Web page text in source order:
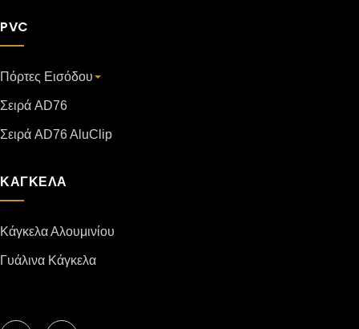
PVC
Πόρτες Εισόδου
Σειρά AD76
Σειρά AD76 AluClip
ΚΑΓΚΕΛΑ
Κάγκελα Αλουμινίου
Γυάλινα Κάγκελα